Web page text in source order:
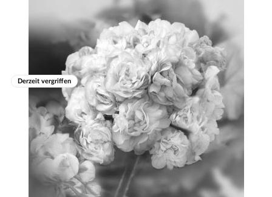
nicht winterhart und als einjährig anzusehen
Derzeit vergriffen